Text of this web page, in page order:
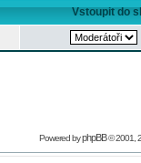
Vstoupit do
Powered byphpBB© 2001,